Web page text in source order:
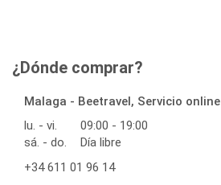
¿Dónde comprar?
Malaga - Beetravel, Servicio online
lu. - vi.
09:00 - 19:00
sá. - do.
Día libre
+34 611 01 96 14